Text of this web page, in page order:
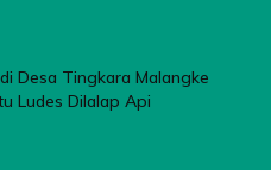
Desa Tingkara Malangke
Ludes Dilalap Api